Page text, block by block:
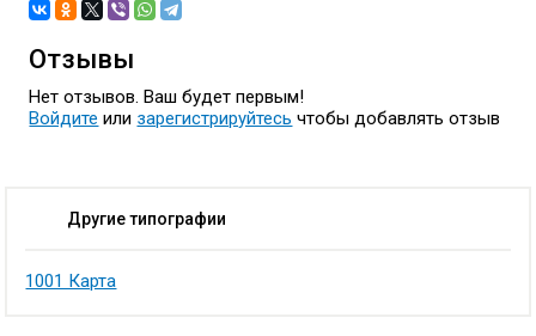
Отзывы
Нет отзывов. Ваш будет первым!
Войдите или зарегистрируйтесь чтобы добавлять отзыв
Другие типографии
1001 Карта